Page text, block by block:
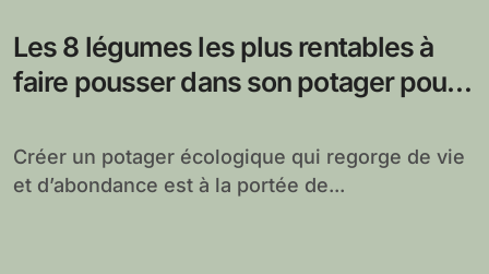
Les 8 légumes les plus rentables à
faire pousser dans son potager pour
Créer un potager écologique qui regorge de vie
et d’abondance est à la portée de...